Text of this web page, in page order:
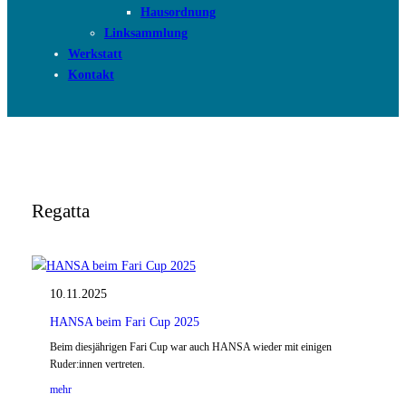
Hausordnung
Linksammlung
Werkstatt
Kontakt
Regatta
10.11.2025
HANSA beim Fari Cup 2025
Beim diesjährigen Fari Cup war auch HANSA wieder mit einigen
Ruder:innen vertreten.
mehr